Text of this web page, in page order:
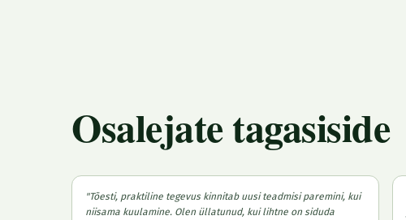
Osalejate tagasiside
"Tõesti, praktiline tegevus kinnitab uusi teadmisi paremini, kui
niisama kuulamine. Olen üllatunud, kui lihtne on siduda